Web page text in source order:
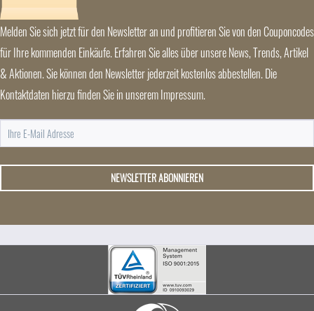
Melden Sie sich jetzt für den Newsletter an und profitieren Sie von den Couponcodes
für Ihre kommenden Einkäufe. Erfahren Sie alles über unsere News, Trends, Artikel
& Aktionen. Sie können den Newsletter jederzeit kostenlos abbestellen. Die
Kontaktdaten hierzu finden Sie in unserem Impressum.
NEWSLETTER ABONNIEREN